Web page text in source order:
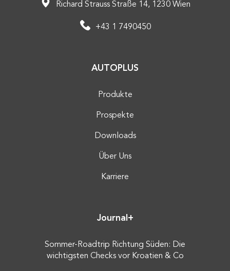
Richard Strauss Straße 14, 1230 Wien
+43 1 7490450
AUTOPLUS
Produkte
Prospekte
Downloads
Über Uns
Karriere
Journal+
Sommer-Roadtrip Richtung Süden: Die
wichtigsten Checks vor Kroatien & Co